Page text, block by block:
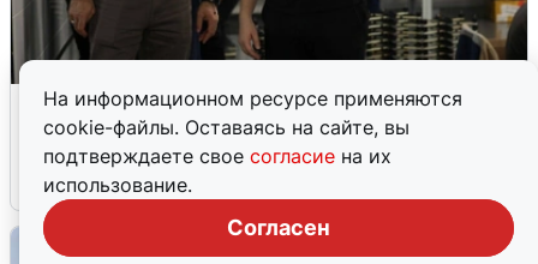
На информационном ресурсе применяются
cookie-файлы. Оставаясь на сайте, вы
подтверждаете свое согласие на их
использование.
Согласен
Кто такой Владимир Ткачук и почему
его Mercedes взорвали
5 августа 0